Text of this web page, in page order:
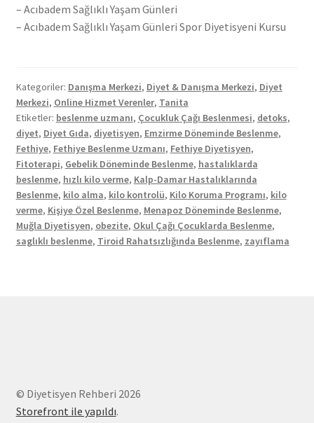
– Acıbadem Sağlıklı Yaşam Günleri
– Acıbadem Sağlıklı Yaşam Günleri Spor Diyetisyeni Kursu
Kategoriler: Danışma Merkezi, Diyet & Danışma Merkezi, Diyet
Merkezi, Online Hizmet Verenler, Tanita
Etiketler: beslenme uzmanı, Çocukluk Çağı Beslenmesi, detoks,
diyet, Diyet Gıda, diyetisyen, Emzirme Döneminde Beslenme,
Fethiye, Fethiye Beslenme Uzmanı, Fethiye Diyetisyen,
Fitoterapi, Gebelik Döneminde Beslenme, hastalıklarda
beslenme, hızlı kilo verme, Kalp-Damar Hastalıklarında
Beslenme, kilo alma, kilo kontrolü, Kilo Koruma Programı, kilo
verme, Kişiye Özel Beslenme, Menapoz Döneminde Beslenme,
Muğla Diyetisyen, obezite, Okul Çağı Çocuklarda Beslenme,
saglıklı beslenme, Tiroid Rahatsızlığında Beslenme, zayıflama
© Diyetisyen Rehberi 2026
Storefront ile yapıldı.